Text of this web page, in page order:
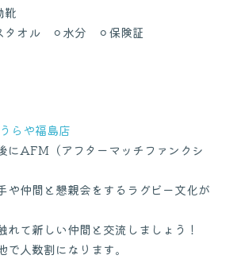
靴
タオル　⚪︎水分　⚪︎保険証
らや福島店
にAFM（アフターマッチファンクシ
や仲間と懇親会をするラグビー文化が
れて新しい仲間と交流しましょう！
人数割になります。